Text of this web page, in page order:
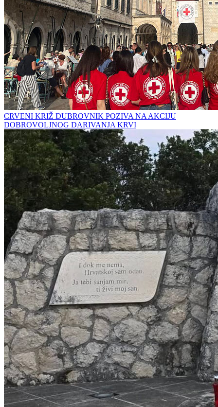
CRVENI KRIŽ DUBROVNIK POZIVA NA AKCIJU
DOBROVOLJNOG DARIVANJA KRVI